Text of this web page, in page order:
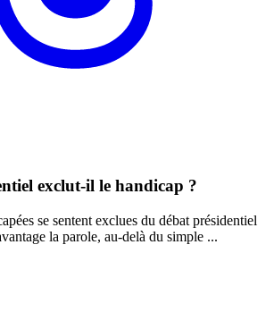
exclut-il le handicap ?
se sentent exclues du débat présidentiel
la parole, au-delà du simple ...